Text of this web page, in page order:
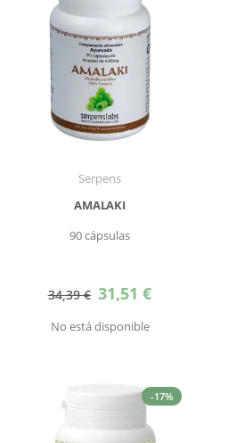
Serpens
AMALAKI
90 cápsulas
34,39 € Precio
especial
31,51 €
No está disponible
-17%